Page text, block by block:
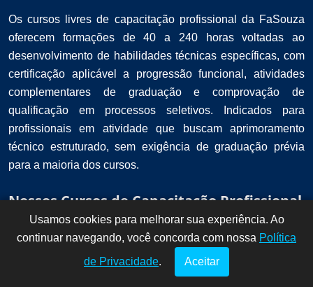
Os cursos livres de capacitação profissional da FaSouza
oferecem formações de 40 a 240 horas voltadas ao
desenvolvimento de habilidades técnicas específicas, com
certificação aplicável a progressão funcional, atividades
complementares de graduação e comprovação de
qualificação em processos seletivos. Indicados para
profissionais em atividade que buscam aprimoramento
técnico estruturado, sem exigência de graduação prévia
para a maioria dos cursos.
Nossos Cursos de Capacitação Profissional
!
Dúvidas? Fale
conosco por
aqui!
Usamos cookies para melhorar sua experiência. Ao
continuar navegando, você concorda com nossa Política
de Privacidade. Aceitar